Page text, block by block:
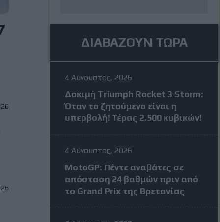
ΔΙΑΒΑΖΟΥΝ ΤΩΡΑ
4 Αύγουστος, 2026
Δοκιμή Triumph Rocket 3 Storm:
Όταν το ζητούμενο είναι η
υπερβολή! Τέρας 2.500 κυβικών!
4 Αύγουστος, 2026
MotoGP: Πέντε αναβάτες σε
απόσταση 24 βαθμών πριν από
το Grand Prix της Βρετανίας